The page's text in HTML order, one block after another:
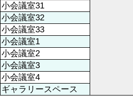
小会議室31
小会議室32
小会議室33
小会議室1
小会議室2
小会議室3
小会議室4
ギャラリースペース